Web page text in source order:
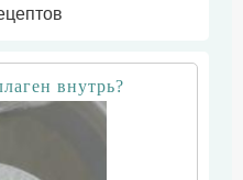
внутрь?